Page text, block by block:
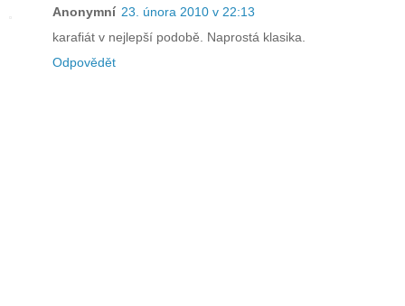
Anonymní 23. února 2010 v 22:13
karafiát v nejlepší podobě. Naprostá klasika.
Odpovědět